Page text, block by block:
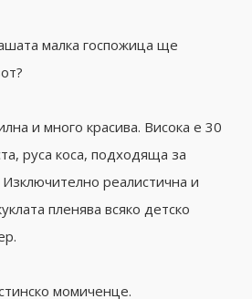
малка госпожица ще
и много красива. Висока е 30
руса коса, подходяща за
реалистична и
пленява всяко детско
момиченце.